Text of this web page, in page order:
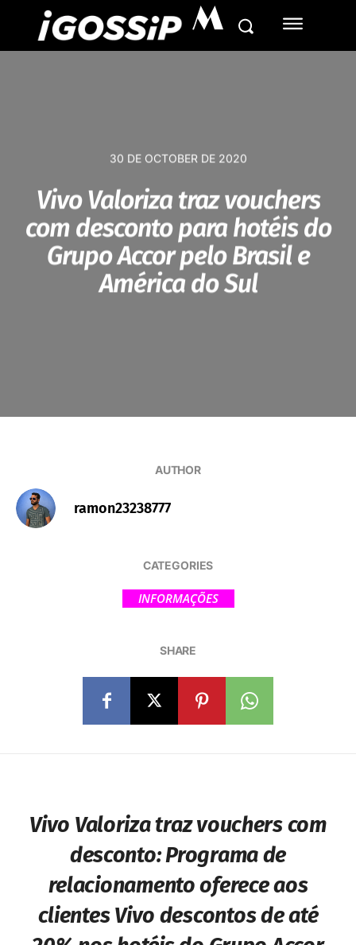
M
30 DE OCTOBER DE 2020
Vivo Valoriza traz vouchers
com desconto para hotéis do
Grupo Accor pelo Brasil e
América do Sul
AUTHOR
ramon23238777
CATEGORIES
INFORMAÇÕES
SHARE
Vivo Valoriza traz vouchers com
desconto:Programa de
relacionamento oferece aos
clientes Vivo descontos de até